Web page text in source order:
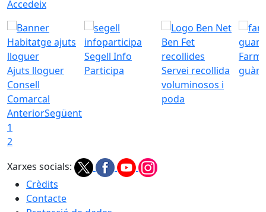
Accedeix
Ajuts lloguer
Consell
Comarcal
Segell Info
Participa
Servei recollida
voluminosos i
poda
AnteriorSegüent
1
2
Xarxes socials:
Crèdits
Contacte